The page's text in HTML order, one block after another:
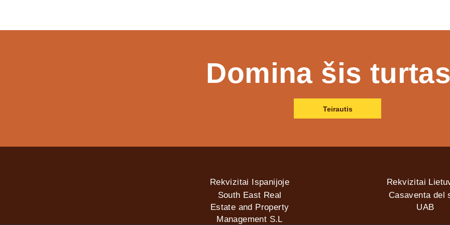
Domina šis
Teirautis
Rekvizitai Ispanijoje
South East Real
Estate and Property
Management S.L
Rekvizitai
Casaventa del
UAB